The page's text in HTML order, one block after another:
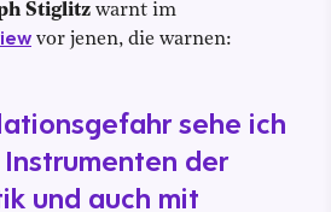
Stiglitz warnt im
vor jenen, die warnen:
sehe ich
der
und auch mit